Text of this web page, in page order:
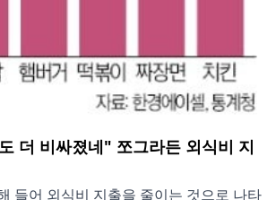
더 비싸졌네" 쪼그라든 외식비 지
들어 외식비 지출을 줄이는 것으로 나타